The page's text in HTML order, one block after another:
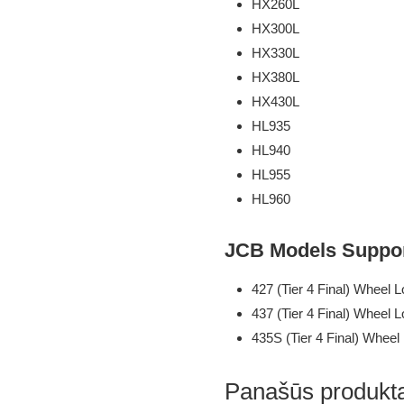
HX260L
HX300L
HX330L
HX380L
HX430L
HL935
HL940
HL955
HL960
JCB Models
427 (Tier 4 Final) Wheel
437 (Tier 4 Final) Wheel
435S (Tier 4 Final) Wheel
Panašūs